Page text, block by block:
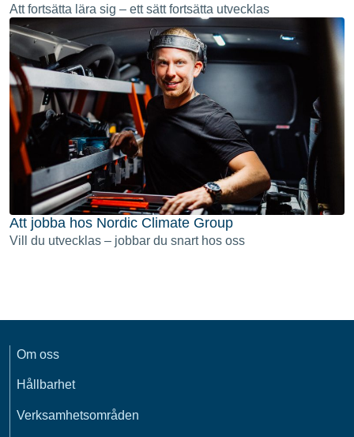
Att fortsätta lära sig – ett sätt fortsätta utvecklas
Att jobba hos Nordic Climate Group
Vill du utvecklas – jobbar du snart hos oss
Om oss
Hållbarhet
Verksamhetsområden